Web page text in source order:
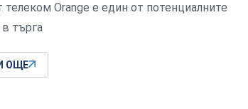
Orange е един от потенциалните
търга
ОЩЕ